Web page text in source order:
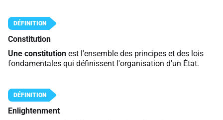
Constitution
Une constitution est l'ensemble des principes et des lois
fondamentales qui définissent l'organisation d'un État.
Enlightenment